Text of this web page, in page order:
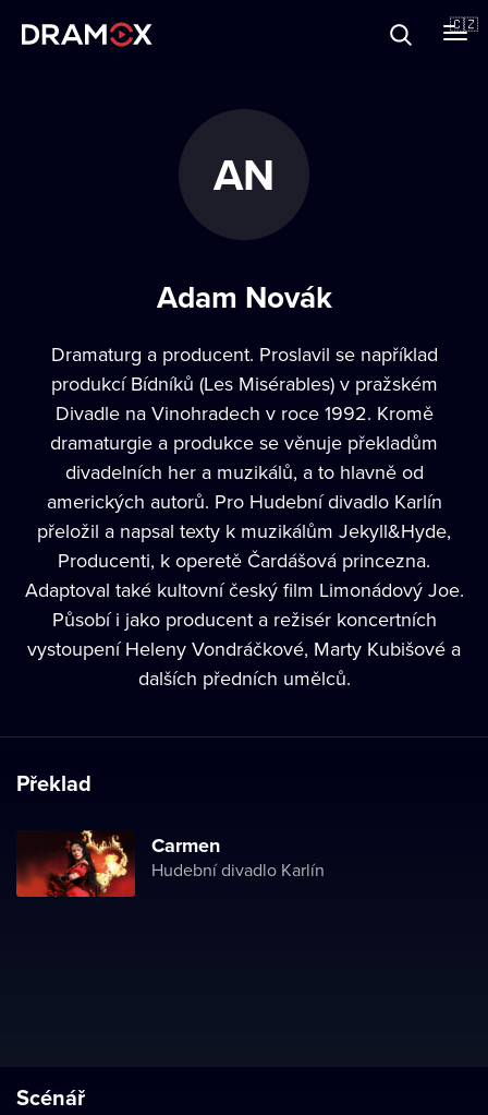
🇨🇿
AN
Adam Novák
Dramaturg a producent. Proslavil se například
produkcí Bídníků (Les Misérables) v pražském
Divadle na Vinohradech v roce 1992. Kromě
dramaturgie a produkce se věnuje překladům
divadelních her a muzikálů, a to hlavně od
amerických autorů. Pro Hudební divadlo Karlín
přeložil a napsal texty k muzikálům Jekyll&Hyde,
Producenti, k operetě Čardášová princezna.
Adaptoval také kultovní český film Limonádový Joe.
Působí i jako producent a režisér koncertních
vystoupení Heleny Vondráčkové, Marty Kubišové a
dalších předních umělců.
Překlad
Carmen
Hudební divadlo Karlín
Scénář